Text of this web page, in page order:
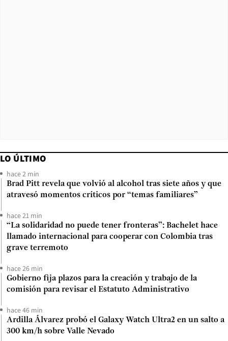
LO ÚLTIMO
hace 2 min
Brad Pitt revela que volvió al alcohol tras siete años y que
atravesó momentos críticos por “temas familiares”
hace 21 min
“La solidaridad no puede tener fronteras”: Bachelet hace
llamado internacional para cooperar con Colombia tras
grave terremoto
hace 26 min
Gobierno fija plazos para la creación y trabajo de la
comisión para revisar el Estatuto Administrativo
hace 46 min
Ardilla Álvarez probó el Galaxy Watch Ultra2 en un salto a
300 km/h sobre Valle Nevado